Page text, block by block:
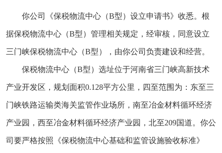
你公司《保税物流中心（B型）设立申请书》收悉。根
据保税物流中心（B型）管理相关规定，经审核，同意设立
三门峡保税物流中心（B型），由你公司负责建设和经营。
保税物流中心（B型）选址位于河南省三门峡高新技术
产业开发区，规划面积0.128平方公里，四至范围为：东至三
门峡铁路运输类海关监管作业场所，南至冶金材料循环经济
产业园，西至冶金材料循环经济产业园，北至209国道。你公
司要严格按照《保税物流中心基础和监管设施验收标准》